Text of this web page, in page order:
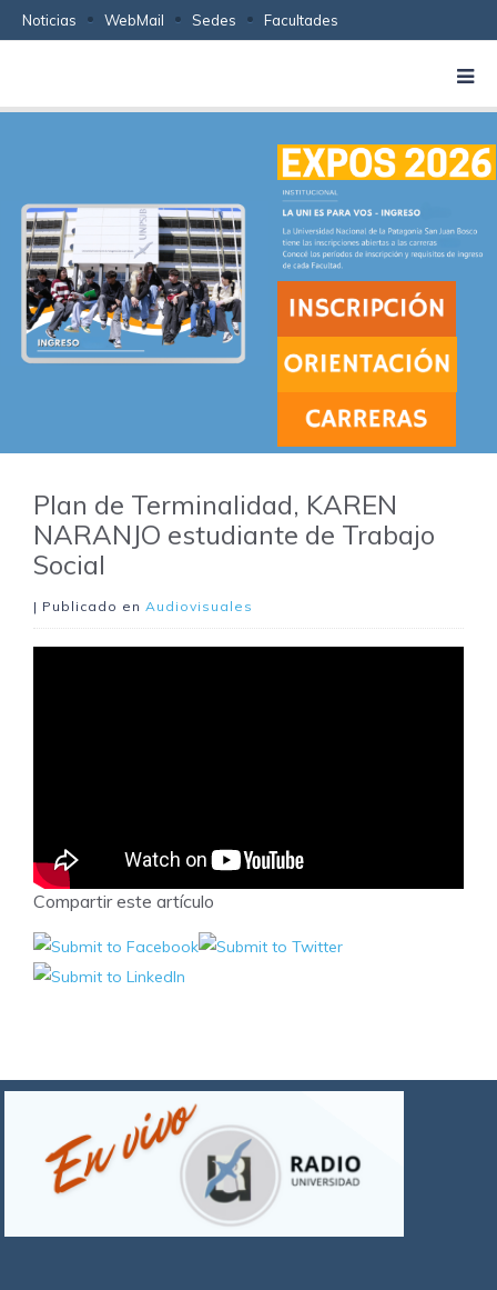
Noticias WebMail Sedes Facultades
Plan de Terminalidad, KAREN
NARANJO estudiante de Trabajo
Social
| Publicado en Audiovisuales
Compartir este artículo